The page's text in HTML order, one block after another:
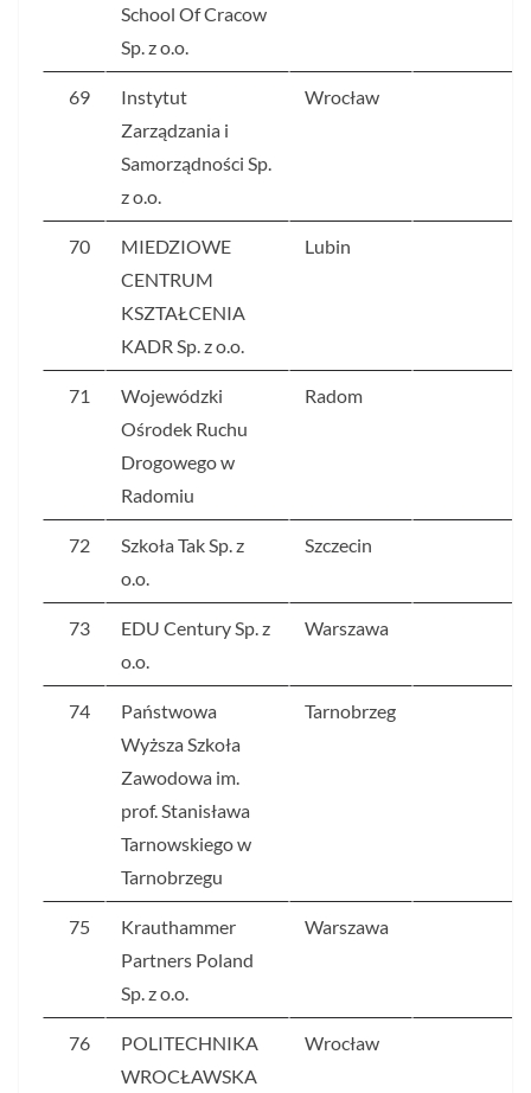
School Of Cracow
Sp. z o.o.
69
Instytut
Zarządzania i
Samorządności Sp.
z o.o.
Wrocław
70
MIEDZIOWE
CENTRUM
KSZTAŁCENIA
KADR Sp. z o.o.
Lubin
71
Wojewódzki
Ośrodek Ruchu
Drogowego w
Radomiu
Radom
72
Szkoła Tak Sp. z
o.o.
Szczecin
73
EDU Century Sp. z
o.o.
Warszawa
74
Państwowa
Wyższa Szkoła
Zawodowa im.
prof. Stanisława
Tarnowskiego w
Tarnobrzegu
Tarnobrzeg
75
Krauthammer
Partners Poland
Sp. z o.o.
Warszawa
76
POLITECHNIKA
WROCŁAWSKA
Wrocław